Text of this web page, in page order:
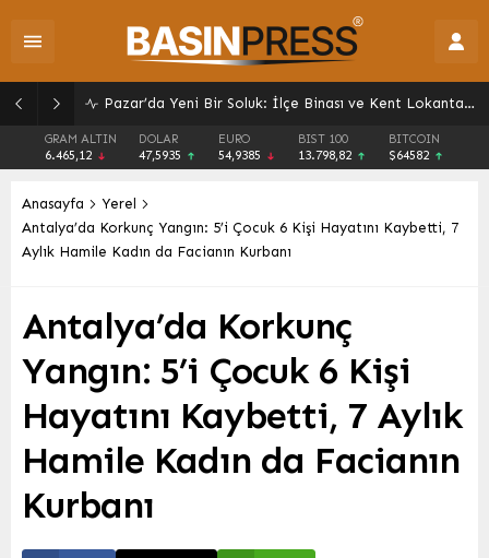
Giresun’da Yaz Kur’an Kursları Sokak Oyunlarıyla Şenlendi: Gelenekler Yeniden Canlandı
GRAM ALTIN
6.465,12
DOLAR
47,5935
EURO
54,9385
BIST 100
13.798,82
BITCOIN
$64582
Anasayfa
Yerel
Antalya’da Korkunç Yangın: 5’i Çocuk 6 Kişi Hayatını Kaybetti, 7
Aylık Hamile Kadın da Facianın Kurbanı
Antalya’da Korkunç
Yangın: 5’i Çocuk 6 Kişi
Hayatını Kaybetti, 7 Aylık
Hamile Kadın da Facianın
Kurbanı